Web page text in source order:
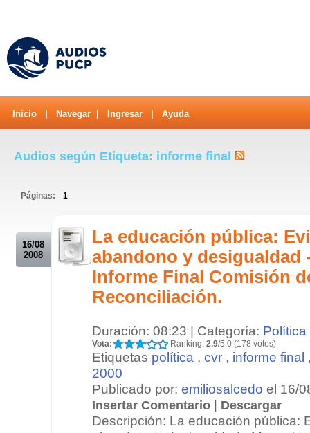
Inicio Navegar Ingresar Ayuda
Audios según Etiqueta: informe final
Páginas: 1
16/08
2008
La educación pública:
abandono y desigualdad
Informe Final Comisión
Reconciliación.
Duración: 08:23 | Categoría: Política
Vota: Ranking: 2.9/5.0 (178 votos)
Etiquetas política , cvr , informe final
2000
Publicado por: emiliosalcedo el 16/
Insertar Comentario | Descargar
Descripción: La educación pública: